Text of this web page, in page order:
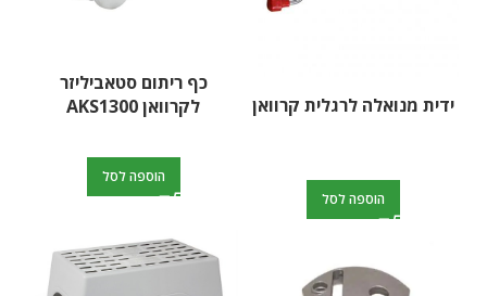
ידית מנואלה לרגלית קרוואן
הוספה לסל
כף ריתום סטאביליזר
לקרוואן AKS1300
הוספה לסל